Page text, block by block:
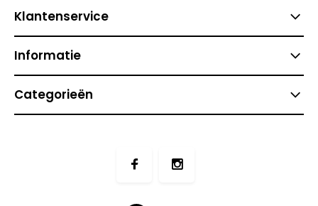
Klantenservice
Informatie
Categorieën